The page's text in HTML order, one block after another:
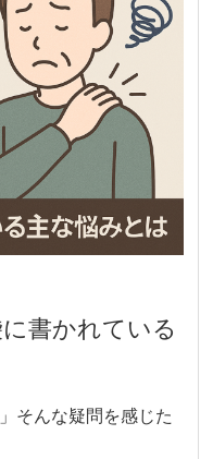
書かれている
そんな疑問を感じた